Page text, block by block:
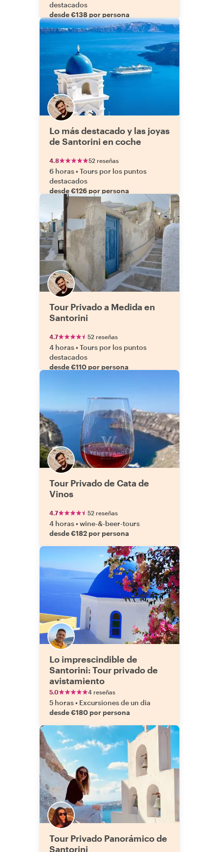
destacados
desde €138 por persona
Lo más destacado y las joyas
de Santorini en coche
4.8 52 reseñas
6 horas•Tours por los puntos
destacados
desde €126 por persona
Tour Privado a Medida en
Santorini
4.7 52 reseñas
4 horas•Tours por los puntos
destacados
desde €110 por persona
Tour Privado de Cata de
Vinos
4.7 52 reseñas
4 horas•wine-&-beer-tours
desde €182 por persona
Lo imprescindible de
Santorini: Tour privado de
avistamiento
5.0 4 reseñas
5 horas• Excursiones de un dia
desde €180 por persona
Tour Privado Panorámico de
Santorini